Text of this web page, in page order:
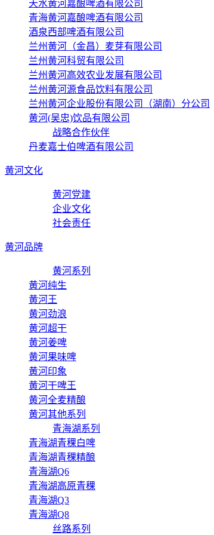
天水黄河嘉酿啤酒有限公司
青海黄河嘉酿啤酒有限公司
酒泉西部啤酒有限公司
兰州黄河（金昌）麦芽有限公司
兰州黄河科贸有限公司
兰州黄河高效农业发展有限公司
兰州黄河源食品饮料有限公司
兰州黄河企业股份有限公司（湖南）分公司
黄河(吴忠)饮品有限公司
战略合作伙伴
丹麦嘉士伯啤酒有限公司
黄河文化
黄河党建
企业文化
社会责任
黄河品牌
黄河系列
黄河纯生
黄河王
黄河劲浪
黄河超干
黄河姜啤
黄河果味啤
黄河印象
黄河干啤王
黄河全麦精酿
黄河其他系列
青海湖系列
青海湖青稞白啤
青海湖青稞精酿
青海湖Q6
青海湖高原青稞
青海湖Q3
青海湖Q8
丝路系列